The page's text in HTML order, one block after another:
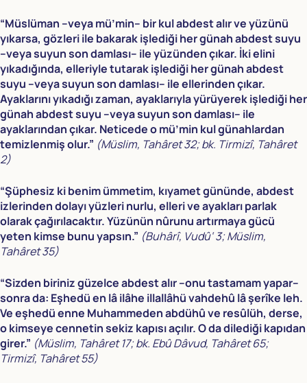
“Müslüman –veya mü’min– bir kul abdest alır ve yüzünü
yıkarsa, gözleri ile bakarak işlediği her günah abdest suyu
–veya suyun son damlası– ile yüzünden çıkar. İki elini
yıkadığında, elleriyle tutarak işlediği her günah abdest
suyu –veya suyun son damlası– ile ellerinden çıkar.
Ayaklarını yıkadığı zaman, ayaklarıyla yürüyerek işlediği her
günah abdest suyu –veya suyun son damlası– ile
ayaklarından çıkar. Neticede o mü’min kul günahlardan
temizlenmiş olur.” (Müslim, Tahâret 32; bk. Tirmizî, Tahâret
2)
“Şüphesiz ki benim ümmetim, kıyamet gününde, abdest
izlerinden dolayı yüzleri nurlu, elleri ve ayakları parlak
olarak çağırılacaktır. Yüzünün nûrunu artırmaya gücü
yeten kimse bunu yapsın.” (Buhârî, Vudû‘ 3; Müslim,
Tahâret 35)
“Sizden biriniz güzelce abdest alır –onu tastamam yapar–
sonra da: Eşhedü en lâ ilâhe illallâhü vahdehû lâ şerîke leh.
Ve eşhedü enne Muhammeden abdühû ve resûlüh, derse,
o kimseye cennetin sekiz kapısı açılır. O da dilediği kapıdan
girer.” (Müslim, Tahâret 17; bk. Ebû Dâvud, Tahâret 65;
Tirmizî, Tahâret 55)